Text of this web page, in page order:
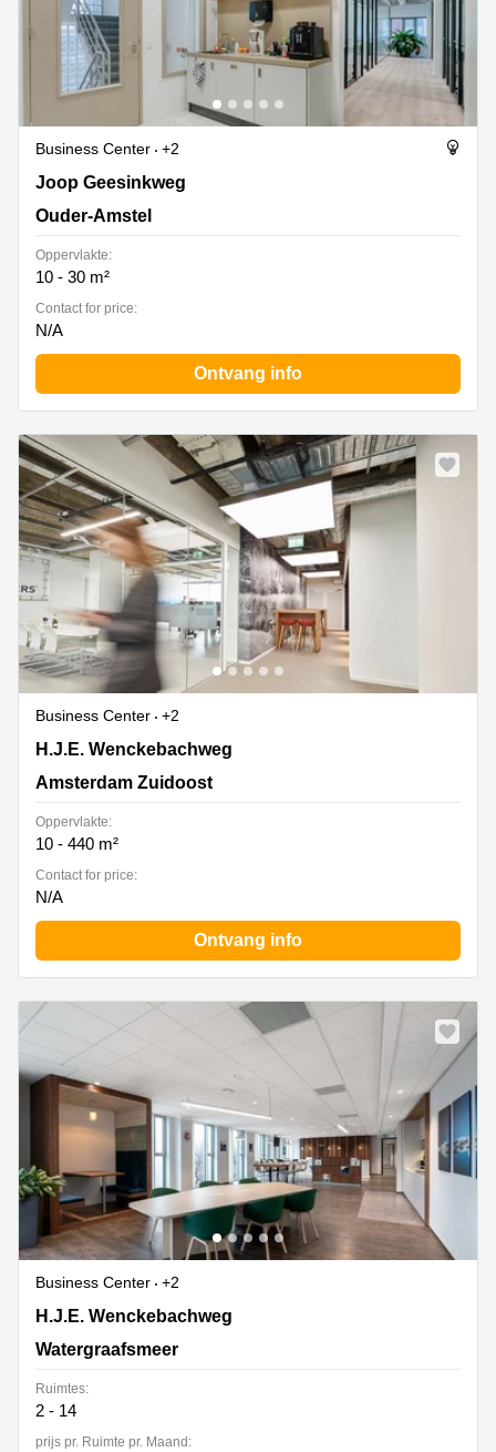
Business Center
+2
Joop Geesinkweg 601, Ouder-Amstel
Joop Geesinkweg
Ouder-Amstel
Oppervlakte:
10 - 30 m²
Contact for price:
N/A
Ontvang info
Business Center
+2
H.J.E. Wenckebachweg, 90, Amsterdam Zuidoost
H.J.E. Wenckebachweg
Amsterdam Zuidoost
Oppervlakte:
10 - 440 m²
Contact for price:
N/A
Ontvang info
Business Center
+2
H.J.E. Wenckebachweg 252, Watergraafsmeer
H.J.E. Wenckebachweg
Watergraafsmeer
Ruimtes:
2 - 14
prijs pr. Ruimte pr. Maand: